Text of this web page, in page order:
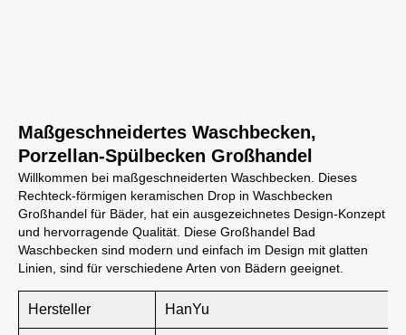
Maßgeschneidertes Waschbecken,
Porzellan-Spülbecken Großhandel
Willkommen bei maßgeschneiderten Waschbecken. Dieses
Rechteck-förmigen keramischen Drop in Waschbecken
Großhandel für Bäder, hat ein ausgezeichnetes Design-Konzept
und hervorragende Qualität. Diese Großhandel Bad
Waschbecken sind modern und einfach im Design mit glatten
Linien, sind für verschiedene Arten von Bädern geeignet.
Hersteller HanYu